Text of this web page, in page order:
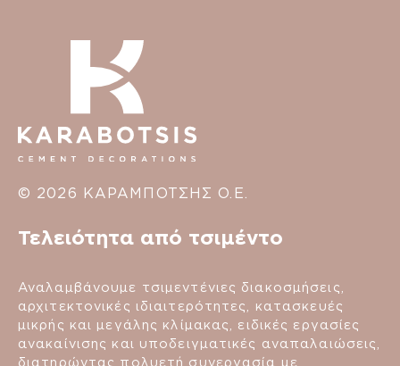
© 2026 ΚΑΡΑΜΠΟΤΣΗΣ Ο.Ε.
Τελειότητα από τσιμέντο
Αναλαμβάνουμε τσιμεντένιες διακοσμήσεις,
αρχιτεκτονικές ιδιαιτερότητες, κατασκευές
μικρής και μεγάλης κλίμακας, ειδικές εργασίες
ανακαίνισης και υποδειγματικές αναπαλαιώσεις,
διατηρώντας πολυετή συνεργασία με